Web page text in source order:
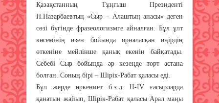
Қазақстанның Тұңғыш Президенті
Н.Назарбаевтың «Сыр – Алаштың анасы» деген
сөзі бүгінде фразеологизмге айналған. Бұл ұлт
көсемінің өзен бойында орналасқан өңірдің
өткеніне мейлінше қанық екенін байқатады.
Себебі Сыр бо­йында әр кезеңде төрт астана
болған. Соның бірі – Шірік-Рабат қаласы еді.
Бұл жерде өркениет б.з.д. II-IV ғасырларда
қанатын жайып, Шірік-Рабат қаласы Арал маңы